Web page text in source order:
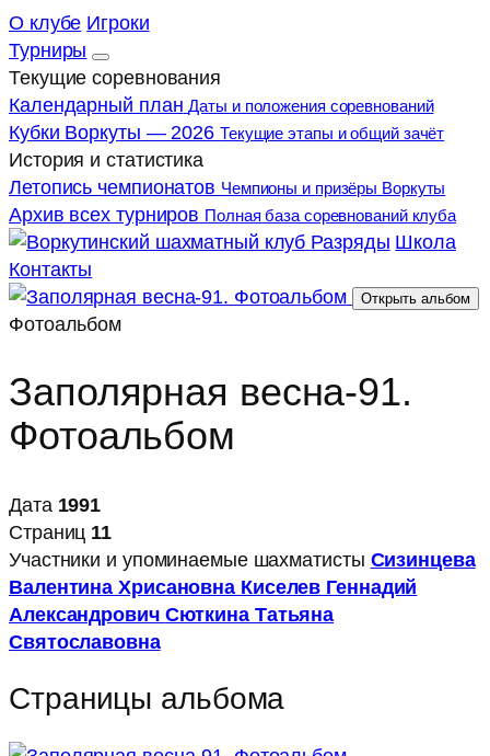
О клубе Игроки
Турниры
Текущие соревнования
Календарный план Даты и положения соревнований
Кубки Воркуты — 2026 Текущие этапы и общий зачёт
История и статистика
Летопись чемпионатов Чемпионы и призёры Воркуты
Архив всех турниров Полная база соревнований клуба
Разряды Школа
Контакты
Открыть альбом
Фотоальбом
Заполярная весна-91.
Фотоальбом
Дата 1991
Страниц 11
Участники и упоминаемые шахматисты Сизинцева
Валентина Хрисановна Киселев Геннадий
Александрович Сюткина Татьяна
Святославовна
Страницы альбома